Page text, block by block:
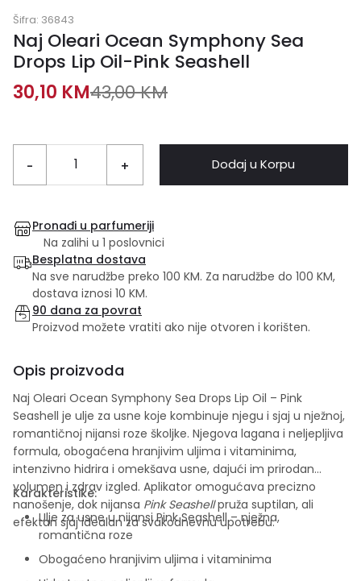
Šifra: 36843
Naj Oleari Ocean Symphony Sea
Drops Lip Oil-Pink Seashell
30,10 KM43,00KM
- + Dodaj u Korpu
Pronađi u parfumeriji
Na zalihi u 1 poslovnici
Besplatna dostava
Na sve narudžbe preko 100 KM. Za narudžbe do 100 KM,
dostava iznosi 10 KM.
90 dana za povrat
Proizvod možete vratiti ako nije otvoren i korišten.
Opis proizvoda
Naj Oleari Ocean Symphony Sea Drops Lip Oil – Pink
Seashell je ulje za usne koje kombinuje njegu i sjaj u nježnoj,
romantičnoj nijansi roze školjke. Njegova lagana i neljepljiva
formula, obogaćena hranjivim uljima i vitaminima,
intenzivno hidrira i omekšava usne, dajući im prirodan
volumen i zdrav izgled. Aplikator omogućava precizno
nanošenje, dok nijansa Pink Seashellpruža suptilan, ali
efektan sjaj idealan za svakodnevnu upotrebu.
Karakteristike:
Ulje za usne u nijansi Pink Seashell – nježna,
romantična roze
Obogaćeno hranjivim uljima i vitaminima